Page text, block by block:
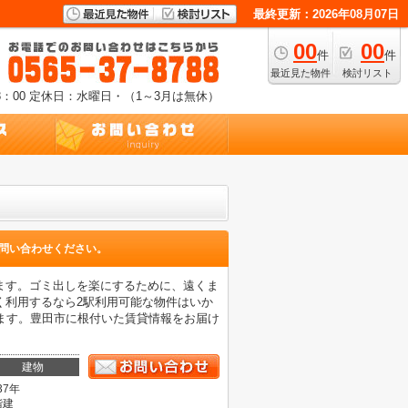
最終更新：2026年08月07日
00件
最近見た物件
00件
検討リスト
00 定休日：水曜日・（1～3月は無休）
い合わせください。
。ゴミ出しを楽にするために、遠くま
用するなら2駅利用可能な物件はいか
。豊田市に根付いた賃貸情報をお届け
建物
年
建